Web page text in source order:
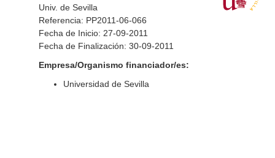
Univ. de Sevilla
Referencia: PP2011-06-066
Fecha de Inicio: 27-09-2011
Fecha de Finalización: 30-09-2011
Empresa/Organismo financiador/es:
Universidad de Sevilla